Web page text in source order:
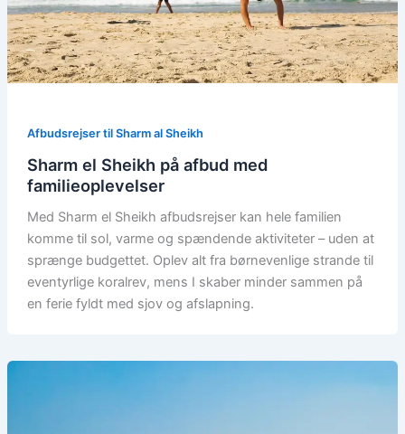
Afbudsrejser til Sharm al Sheikh
Sharm el Sheikh på afbud med
familieoplevelser
Med Sharm el Sheikh afbudsrejser kan hele familien
komme til sol, varme og spændende aktiviteter – uden at
sprænge budgettet. Oplev alt fra børnevenlige strande til
eventyrlige koralrev, mens I skaber minder sammen på
en ferie fyldt med sjov og afslapning.